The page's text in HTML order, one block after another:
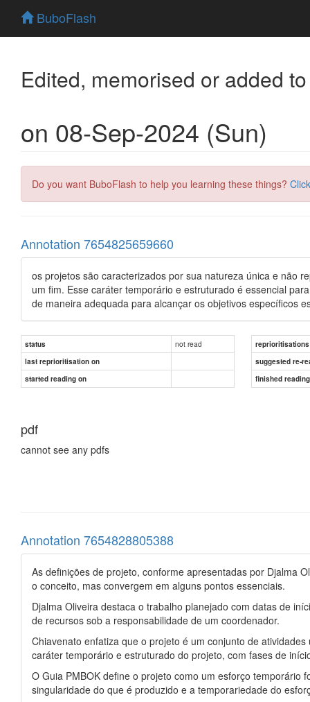
BuboFlash
Edited, memorised or added
on 08-Sep-2024 (Sun)
Do you want BuboFlash to help you learning these things?
Annotation 7654825659660
os projetos são caracterizados por sua natureza única e não
um fim. Esse caráter temporário e estruturado é essencial
de maneira adequada para alcançar os objetivos específicos
status not read
reprioritisations
last reprioritisation on
suggested re-
started reading on
finished
pdf
cannot see any pdfs
Annotation 7654828805388
As definições de projeto, conforme apresentadas por Djalma
o conceito, mas convergem em alguns pontos essenciais.
Djalma Oliveira destaca o trabalho planejado com datas de
de recursos sob a responsabilidade de um coordenador.
Chiavenato enfatiza que o projeto é um conjunto de
caráter temporário e estruturado do projeto, com fases de
O Guia PMBOK define o projeto como um esforço
singularidade do que é produzido e a temporariedade do